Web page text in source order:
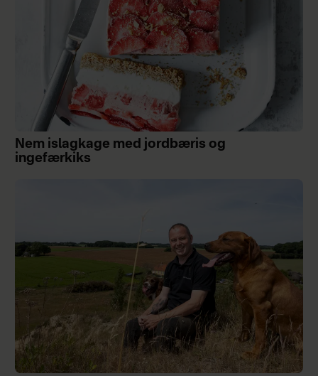
Nem islagkage med jordbæris og
ingefærkiks